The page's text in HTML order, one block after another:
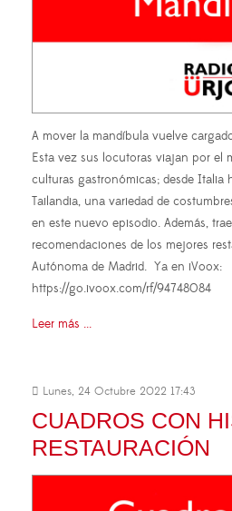
A mover la mandíbula vuelve
Esta vez sus locutoras viajan por el
culturas gastronómicas; desde Italia
Tailandia, una variedad de
en este nuevo episodio. Además,
recomendaciones de los mejores
Autónoma de Madrid. Ya en iVoox:
https://go.ivoox.com/rf/94748084
Leer más ...
Lunes, 24 Octubre 2022 17:43
CUADROS CON
RESTAURACIÓN